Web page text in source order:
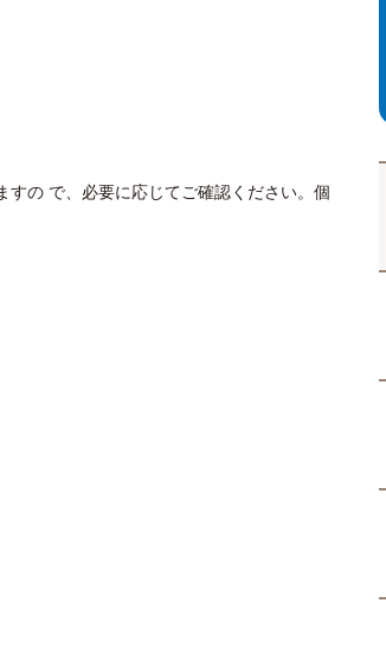
の で、必要に応じてご確認ください。個